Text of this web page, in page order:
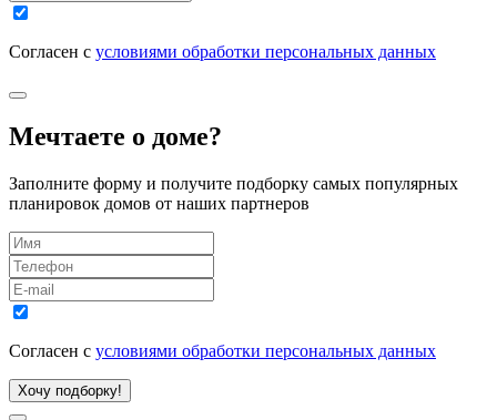
Согласен с условиями обработки персональных данных
Мечтаете о доме?
Заполните форму и получите подборку самых популярных
планировок домов от наших партнеров
Согласен с условиями обработки персональных данных
Хочу подборку!